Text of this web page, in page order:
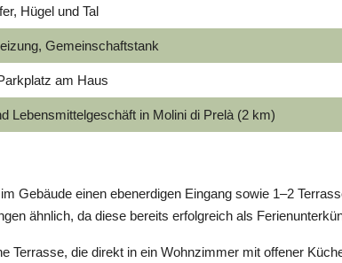
Hügel und Tal
Gemeinschaftstank
am Haus
Lebensmittelgeschäft in Molini di Prelà (2 km)
Gebäude einen ebenerdigen Eingang sowie 1–2
ähnlich, da diese bereits erfolgreich als
Terrasse, die direkt in ein Wohnzimmer mit offener